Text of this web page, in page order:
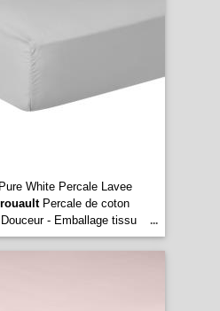
White Percale Lavee
Percale de coton
- Emballage tissu
...